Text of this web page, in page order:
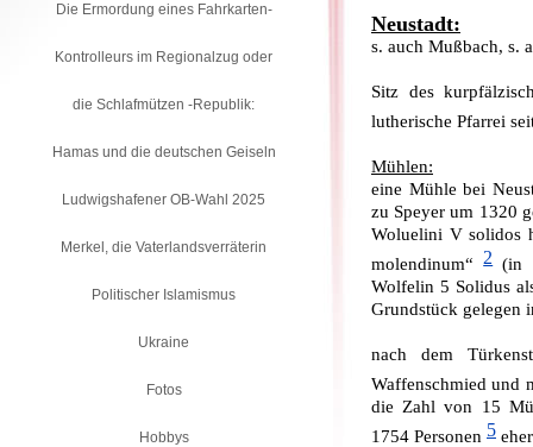
Neustadt:
s. auch Mußbach, s.
Sitz des
lutherische Pfarrei
Mühlen:
eine Mühle bei
zu Speyer um 1320
Woluelini V solidos
molendinum“2(in
Wolfelin 5 Solidus
Grundstück gelegen
nach dem
Waffenschmied und
die Zahl von 15
1754 Personen 5
Die Ermordung eines Fahrkarten-
Kontrolleurs im Regionalzug oder
die Schlafmützen -Republik:
Hamas und die deutschen Geiseln
Ludwigshafener OB-Wahl 2025
Merkel, die Vaterlandsverräterin
Politischer Islamismus
Ukraine
Fotos
Hobbys